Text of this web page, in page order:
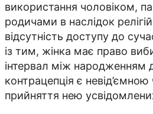
використання чоловіком,
родичами в наслідок
відсутність доступу до
із тим, жінка має право
інтервал між народженням
контрацепція є
прийняття нею